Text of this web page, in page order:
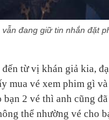
đang giữ tin nhắn đặt
từ vị khán giả kia,
mua vé xem phim gì
2 vé thì anh cũng
thể nhường vé cho